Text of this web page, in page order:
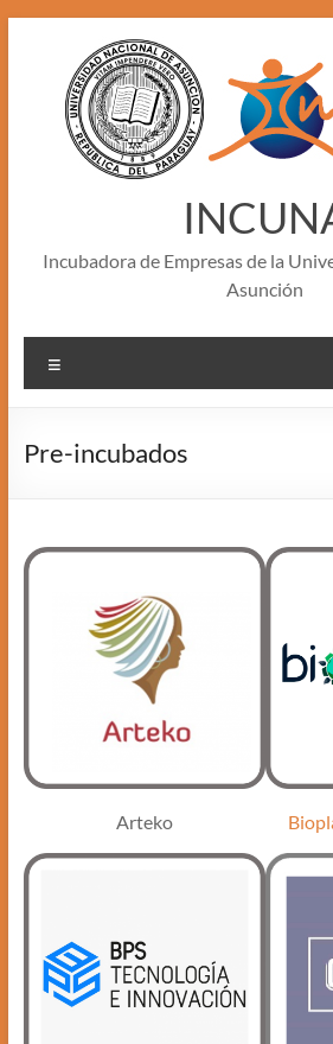
content
Incubadora de Empresas de la
Asunción
Pre-incubados
Arteko